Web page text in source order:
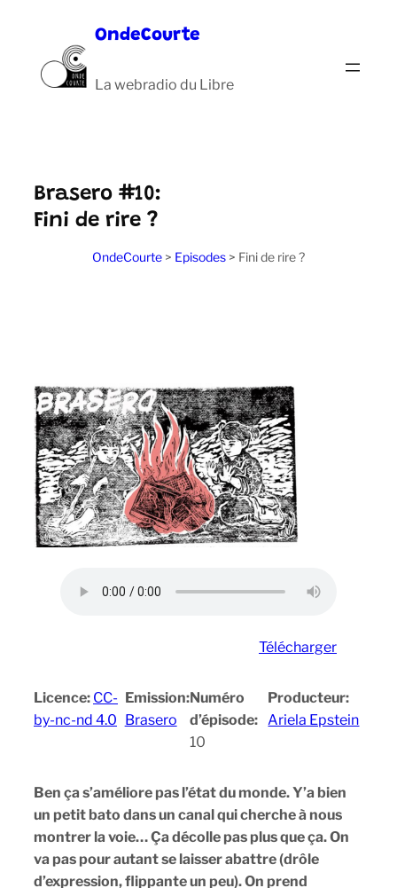
contenu
OndeCourte
La webradio du Libre
Brasero #10:
Fini de rire ?
OndeCourte > Episodes > Fini de rire ?
Télécharger
Licence: CC-
by-nc-nd 4.0
Emission:
Brasero
Numéro
d’épisode:
10
Producteur:
Ariela Epstein
Ben ça s’améliore pas l’état du monde. Y’a bien
un petit bato dans un canal qui cherche à nous
montrer la voie… Ça décolle pas plus que ça. On
va pas pour autant se laisser abattre (drôle
d’expression, flippante un peu). On prend